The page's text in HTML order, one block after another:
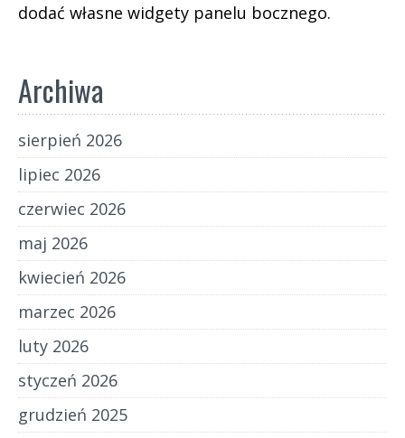
dodać własne widgety panelu bocznego.
Archiwa
sierpień 2026
lipiec 2026
czerwiec 2026
maj 2026
kwiecień 2026
marzec 2026
luty 2026
styczeń 2026
grudzień 2025